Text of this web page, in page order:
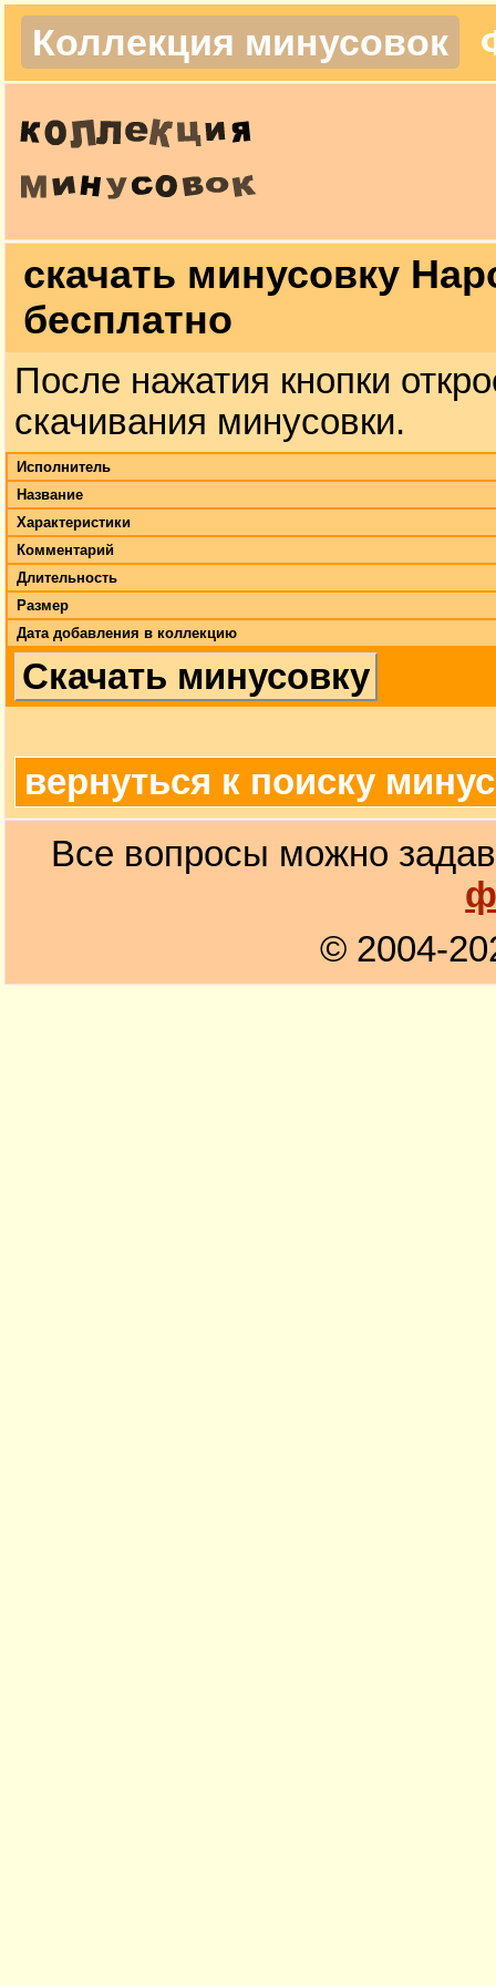
Коллекция минусовок
скачать минусовку
бесплатно
После нажатия кнопки
скачивания минусовки.
Исполнитель
Название
Характеристики
Комментарий
Длительность
Размер
Дата добавления в коллекцию
Скачать минусовку
вернуться к поиску
Все вопросы можно
© 2004-